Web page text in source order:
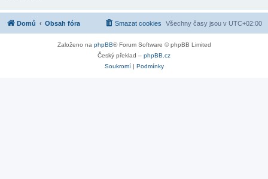
Domů Obsah fóra Všechny časy jsou v UTC+02:00
Smazat cookies
Založeno na phpBB® Forum Software © phpBB Limited
Český překlad – phpBB.cz
Soukromí| Podmínky